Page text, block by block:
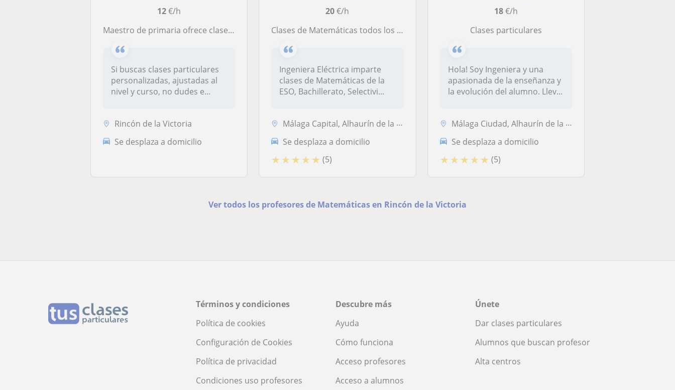
12€/h
Maestro de primaria ofrece clases particulares de materias de primaria e inglés en Rincón de la Victoria y La Cala del Moral
Si buscas clases particulares
personalizadas, ajustadas al
nivel y curso, no dudes e...
Rincón de la Victoria
Se desplaza a domicilio
20€/h
Clases de Matemáticas todos los niveles
Ingeniera Eléctrica imparte
clases de Matemáticas de la
ESO, Bachillerato, Selectivi...
Málaga Capital, Alhaurín de la Torre, Rincón de la Victoria, Torremoli...
Se desplaza a domicilio
★ ★ ★ ★ ★ (5)
18€/h
Clases particulares
Hola! Soy Ingeniera y una
apasionada de la enseñanza y
la evolución del alumno. Llev...
Málaga Ciudad, Alhaurín de la Torre, Málaga (Ciudad), Torremolinos, Ri...
Se desplaza a domicilio
★ ★ ★ ★ ★ (5)
Ver todos los profesores de Matemáticas en Rincón de la Victoria
Términos y condiciones
Política de cookies
Configuración de Cookies
Política de privacidad
Condiciones uso profesores
Descubre más
Ayuda
Cómo funciona
Acceso profesores
Acceso a alumnos
Únete
Dar clases particulares
Alumnos que buscan profesor
Alta centros